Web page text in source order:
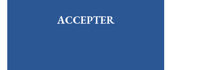
ACCEPTER